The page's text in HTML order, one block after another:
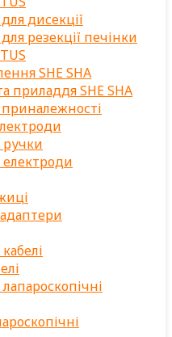
дисекції
резекції печінки
SHE SHA
приладдя SHE SHA
приналежності